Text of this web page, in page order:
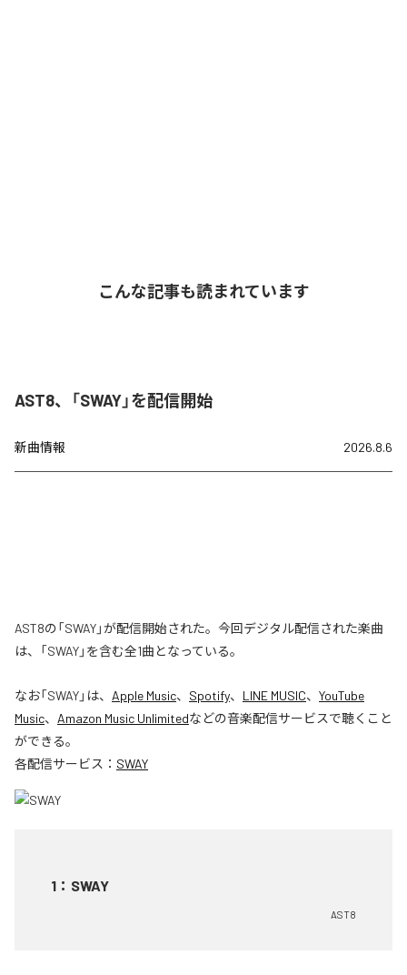
こんな記事も読まれています
AST8、「SWAY」を配信開始
新曲情報 2026.8.6
AST8の「SWAY」が配信開始された。今回デジタル配信された楽曲
は、「SWAY」を含む全1曲となっている。
なお「SWAY」は、 Apple Music、 Spotify、 LINE MUSIC、 YouTube
Music、 Amazon Music Unlimitedなどの音楽配信サービスで聴くこと
ができる。
各配信サービス： SWAY
1 ： SWAY
AST8